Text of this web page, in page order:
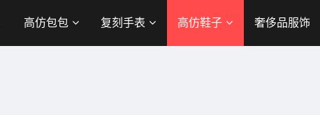
高仿包包 复刻手表 高仿鞋子 奢侈品服饰